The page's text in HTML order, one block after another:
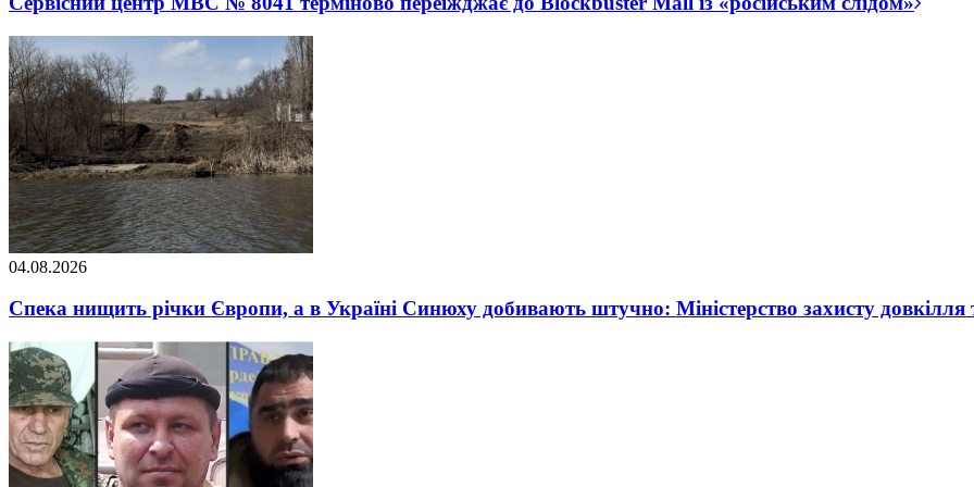
04.08.2026
Спека нищить річки Європи, а в Україні Синюху добивають штучно: Міністерство захисту довкілля